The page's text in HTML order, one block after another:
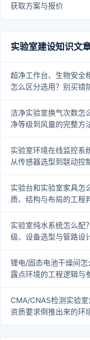
获取方案与报价
实验室建设知识文
超净工作台、生物安全
怎么区分选用？别买错
洁净实验室换气次数怎
净等级到风量的完整方
实验室环境在线监控系
从传感器选型到联动控
实验台和实验室家具怎
质、结构与布局的工程
实验室纯水系统怎么配
级、设备选型与管路设
锂电/固态电池干燥间
露点环境的工程逻辑与
CMA/CNAS检测实验室
资质要求倒推出来的环